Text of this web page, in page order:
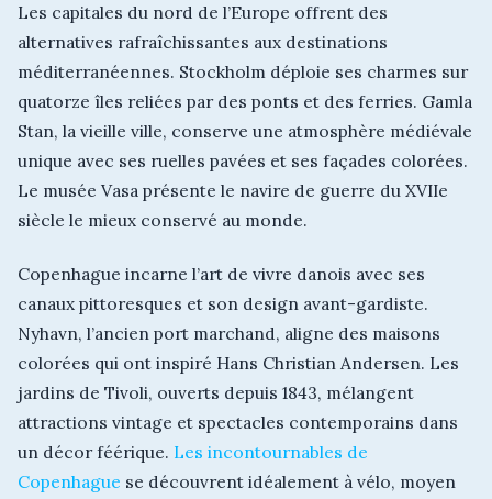
Les capitales du nord de l’Europe offrent des
alternatives rafraîchissantes aux destinations
méditerranéennes. Stockholm déploie ses charmes sur
quatorze îles reliées par des ponts et des ferries. Gamla
Stan, la vieille ville, conserve une atmosphère médiévale
unique avec ses ruelles pavées et ses façades colorées.
Le musée Vasa présente le navire de guerre du XVIIe
siècle le mieux conservé au monde.
Copenhague incarne l’art de vivre danois avec ses
canaux pittoresques et son design avant-gardiste.
Nyhavn, l’ancien port marchand, aligne des maisons
colorées qui ont inspiré Hans Christian Andersen. Les
jardins de Tivoli, ouverts depuis 1843, mélangent
attractions vintage et spectacles contemporains dans
un décor féérique. Les incontournables de
Copenhague se découvrent idéalement à vélo, moyen